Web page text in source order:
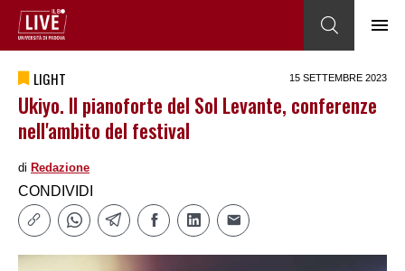
LIGHT 15 SETTEMBRE 2023
Ukiyo. Il pianoforte del Sol Levante, conferenze
nell'ambito del festival
di Redazione
CONDIVIDI